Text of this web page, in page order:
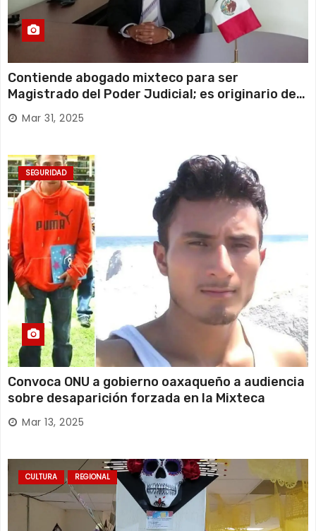
Contiende abogado mixteco para ser
Magistrado del Poder Judicial; es originario de
Huajuapan de León
Mar 31, 2025
SEGURIDAD
Convoca ONU a gobierno oaxaqueño a audiencia
sobre desaparición forzada en la Mixteca
Mar 13, 2025
CULTURA REGIONAL